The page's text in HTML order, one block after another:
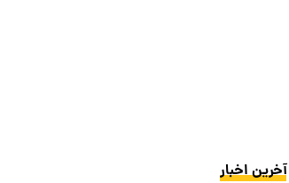
آخرین اخبار